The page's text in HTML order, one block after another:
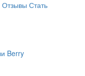
Отзывы Стать